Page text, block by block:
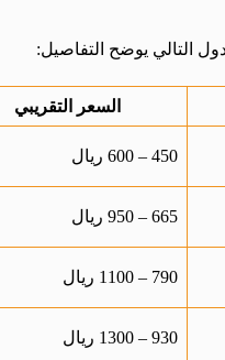
التالي يوضح التفاصيل:
السعر التقريبي
450 – 600 ريال
665 – 950 ريال
790 – 1100 ريال
930 – 1300 ريال